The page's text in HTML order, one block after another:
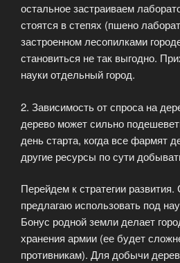
остальное застраиваем
стоятся в степях (пшено
застроенном лесопилками
становиться не так выгодно.
науки отдельный город.
2. Зависимость от спроса на
дерево может сильно
день старта, когда все фармят
другие ресурсы по сути
Перейдем к стратегии
предлагаю использовать под
Бонус родной земли делает
хранения армии (ее будет
противникам). Для добычи